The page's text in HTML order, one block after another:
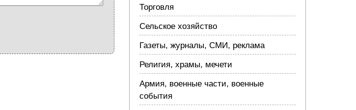
Торговля
Сельское хозяйство
Газеты, журналы, СМИ, реклама
Религия, храмы, мечети
Армия, военные части, военные
события